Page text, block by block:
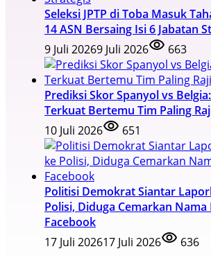
Seleksi JPTP di Toba Masuk
14 ASN Bersaing Isi 6 Jabatan
9 Juli 20269 Juli 2026 663
Prediksi Skor Spanyol vs
Terkuat Bertemu Tim Paling
10 Juli 2026
651
Politisi Demokrat Siantar
Polisi, Diduga Cemarkan Nama
Facebook
17 Juli 202617 Juli 2026 636